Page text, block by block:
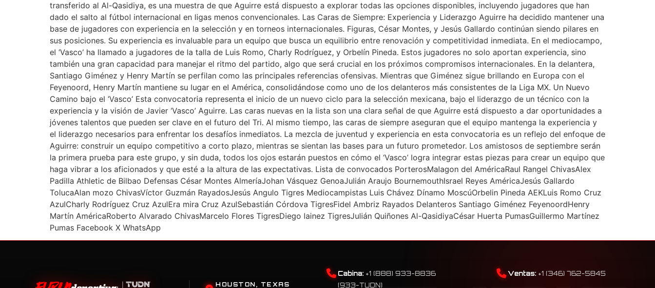
transferido al Al-Qasidiya, es una muestra de que Aguirre está dispuesto a explorar todas las opciones disponibles, incluyendo jugadores que han
dado el salto al fútbol internacional en ligas menos convencionales. Las Caras de Siempre: Experiencia y Liderazgo Aguirre ha decidido mantener una
base de jugadores con experiencia en la selección y en torneos internacionales. Figuras, César Montes, y Jesús Gallardo continúan siendo pilares en
sus posiciones. Su experiencia es invaluable para un equipo que busca un equilibrio entre renovación y competitividad inmediata. En el mediocampo,
el ‘Vasco’ ha llamado a jugadores de la talla de Luis Romo, Charly Rodríguez, y Orbelín Pineda. Estos jugadores no solo aportan experiencia, sino
también una gran capacidad para manejar el ritmo del partido, algo que será crucial en los próximos compromisos internacionales. En la delantera,
Santiago Giménez y Henry Martín se perfilan como las principales referencias ofensivas. Mientras que Giménez sigue brillando en Europa con el
Feyenoord, Henry Martín mantiene su lugar en el América, consolidándose como uno de los delanteros más consistentes de la Liga MX. Un Nuevo
Camino bajo el ‘Vasco’ Esta convocatoria representa el inicio de un nuevo ciclo para la selección mexicana, bajo el liderazgo de un técnico con la
experiencia y la visión de Javier ‘Vasco’ Aguirre. Las caras nuevas en la lista son una clara señal de que Aguirre está dispuesto a dar oportunidades a
jóvenes talentos que pueden ser clave en el futuro del Tri. Al mismo tiempo, las caras de siempre aseguran que el equipo mantenga la experiencia y
el liderazgo necesarios para enfrentar los desafíos inmediatos. La mezcla de juventud y experiencia en esta convocatoria es un reflejo del enfoque de
Aguirre: construir un equipo competitivo a corto plazo, mientras se sientan las bases para un futuro prometedor. Los amistosos de septiembre serán
la primera prueba para este grupo, y sin duda, todos los ojos estarán puestos en cómo el ‘Vasco’ logra integrar estas piezas para crear un equipo que
haga vibrar a los aficionados y que esté a la altura de las expectativas. Lista de convocados PorterosMalagon del AméricaRaul Rangel ChivasAlex
Padilla Athletic de Bilbao Defensas César Montes AlmeríaJohan Vásquez GenoaJulián Araujo BournemouthIsrael Reyes AméricaJesús Gallardo
TolucaAlan mozo ChivasVíctor Guzmán RayadosJesús Angulo Tigres Mediocampistas Luis Chávez Dínamo MoscúOrbelin Pineda AEKLuis Romo Cruz
AzulCharly Rodríguez Cruz AzulEra mira Cruz AzulSebastián Córdova TigresFidel Ambriz Rayados Delanteros Santiago Giménez FeyenoordHenry
Martín AméricaRoberto Alvarado ChivasMarcelo Flores TigresDiego lainez TigresJulián Quiñones Al-QasidiyaCésar Huerta PumasGuillermo Martínez
Pumas Facebook X WhatsApp
HOUSTON, TEXAS
Cabina: +1 (888) 933-8836
(933-TUDN)
Ventas: +1 (346) 762-5845